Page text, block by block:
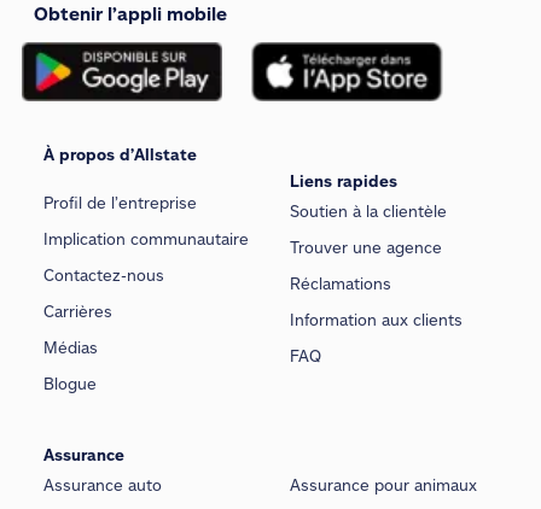
Obtenir l’appli mobile
À propos d’Allstate
Profil de l’entreprise
Implication communautaire
Contactez-nous
Carrières
Médias
Blogue
Liens rapides
Soutien à la clientèle
Trouver une agence
Réclamations
Information aux clients
FAQ
Assurance
Assurance auto
Assurance pour animaux